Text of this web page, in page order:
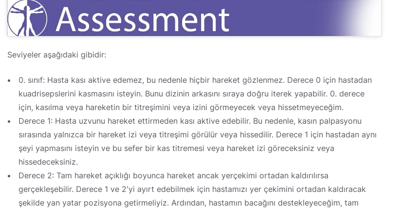
Seviyeler aşağıdaki gibidir:
0. sınıf: Hasta kası aktive edemez, bu nedenle hiçbir hareket gözlenmez. Derece 0 için hastadan
kuadrisepslerini kasmasını isteyin. Bunu dizinin arkasını sıraya doğru iterek yapabilir. 0. derece
için, kasılma veya hareketin bir titreşimini veya izini görmeyecek veya hissetmeyeceğim.
Derece 1: Hasta uzvunu hareket ettirmeden kası aktive edebilir. Bu nedenle, kasın palpasyonu
sırasında yalnızca bir hareket izi veya titreşimi görülür veya hissedilir. Derece 1 için hastadan aynı
şeyi yapmasını isteyin ve bu sefer bir kas titremesi veya hareket izi göreceksiniz veya
hissedeceksiniz.
Derece 2: Tam hareket açıklığı boyunca hareket ancak yerçekimi ortadan kaldırılırsa
gerçekleşebilir. Derece 1 ve 2'yi ayırt edebilmek için hastamızı yer çekimini ortadan kaldıracak
şekilde yan yatar pozisyona getirmeliyiz. Ardından, hastamın bacağını destekleyeceğim, tam